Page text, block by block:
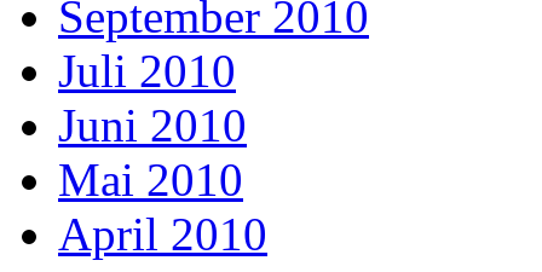
September 2010
Juli 2010
Juni 2010
Mai 2010
April 2010